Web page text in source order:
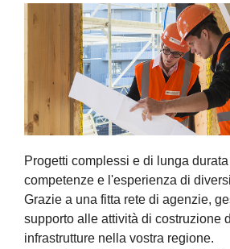
Progetti complessi e di lunga
competenze e l'esperienza di
Grazie a una fitta rete di agenzie,
supporto alle attività di costruzione
infrastrutture nella vostra regione.